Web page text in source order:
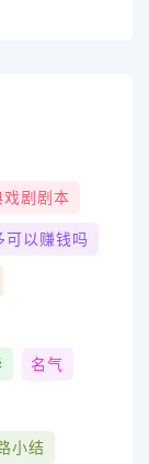
戏剧剧本
可以赚钱吗
名气
小结